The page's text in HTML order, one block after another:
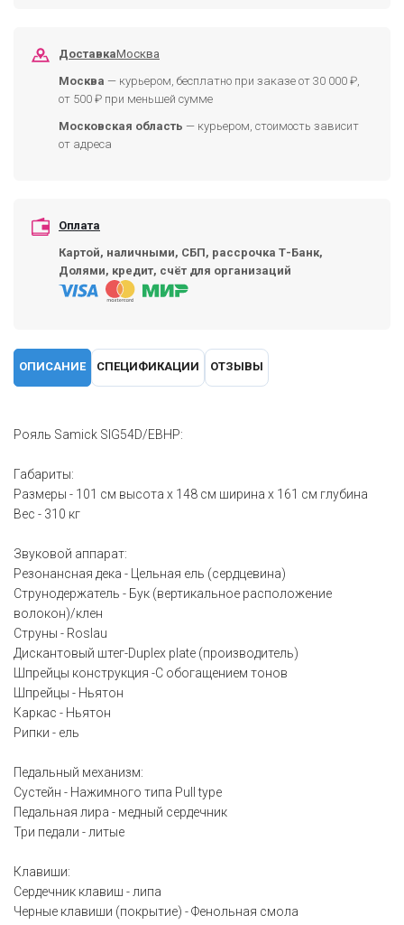
ДоставкаМосква
Москва — курьером, бесплатно при заказе от 30 000 ₽,
от 500 ₽ при меньшей сумме
Московская область — курьером, стоимость зависит
от адреса
Оплата
Картой, наличными, СБП, рассрочка Т-Банк,
Долями, кредит, счёт для организаций
ОПИСАНИЕ СПЕЦИФИКАЦИИ ОТЗЫВЫ
Рояль Samick SIG54D/EBHP:
Габариты:
Размеры - 101 см высота х 148 см ширина х 161 см глубина
Вес - 310 кг
Звуковой аппарат:
Резонансная дека - Цельная ель (сердцевина)
Струнодержатель - Бук (вертикальное расположение
волокон)/клен
Струны - Roslau
Дискантовый штег-Duplex plate (производитель)
Шпрейцы конструкция -С обогащением тонов
Шпрейцы - Ньятон
Каркас - Ньятон
Рипки - ель
Педальный механизм:
Сустейн - Нажимного типа Pull type
Педальная лира - медный сердечник
Три педали - литые
Клавиши:
Сердечник клавиш - липа
Черные клавиши (покрытие) - Фенольная смола